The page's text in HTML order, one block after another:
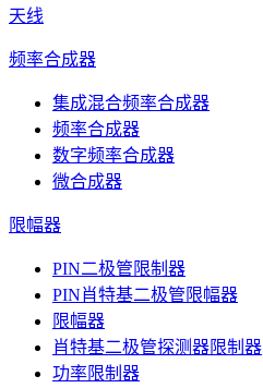
天线
频率合成器
集成混合频率合成器
频率合成器
数字频率合成器
微合成器
限幅器
PIN二极管限制器
PIN肖特基二极管限幅器
限幅器
肖特基二极管探测器限制器
功率限制器